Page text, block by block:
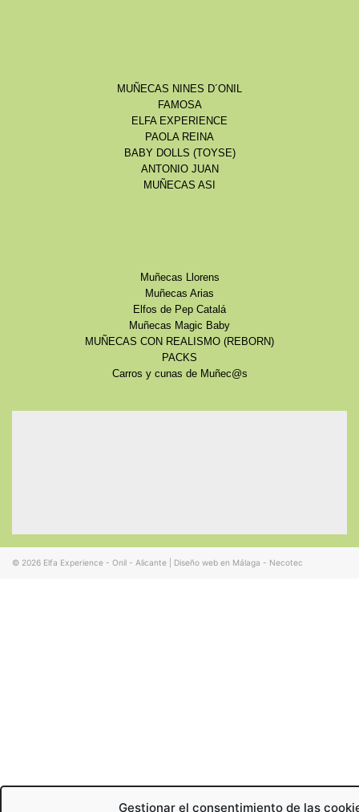
Gestionar el consentimiento de las
MUÑECAS NINES D´ONIL
FAMOSA
ELFA EXPERIENCE
PAOLA REINA
BABY DOLLS (TOYSE)
ANTONIO JUAN
MUÑECAS ASI
Muñecas Llorens
Muñecas Arias
Elfos de Pep Catalá
Muñecas Magic Baby
MUÑECAS CON REALISMO (REBORN)
PACKS
Carros y cunas de Muñec@s
© 2026 Elfa Experience - Onil - Alicante Diseño web en Málaga - Necotec